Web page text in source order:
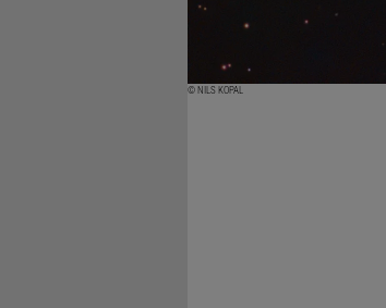
© NILS KOPAL